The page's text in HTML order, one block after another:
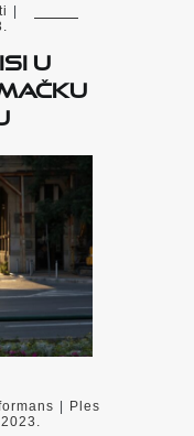
|
u
Ples